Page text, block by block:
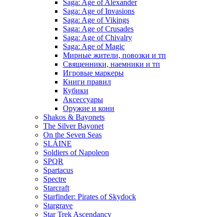
Saga: Age of Alexander
Saga: Age of Invasions
Saga: Age of Vikings
Saga: Age of Crusades
Saga: Age of Chivalry
Saga: Age of Magic
Мирные жители, повозки и тп
Священники, наемники и тп
Игровые маркеры
Книги правил
Кубики
Аксессуары
Оружие и кони
Shakos & Bayonets
The Silver Bayonet
On the Seven Seas
SLÁINE
Soldiers of Napoleon
SPQR
Spartacus
Spectre
Starcraft
Starfinder: Pirates of Skydock
Stargrave
Star Trek Ascendancy